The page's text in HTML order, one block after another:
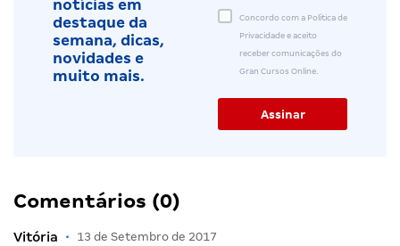
notícias em
destaque da
semana, dicas,
novidades e
muito mais.
Concordo com a Política de
Privacidade e aceito
receber comunicações do
Gran Cursos Online.
Comentários (0)
Vitória • 13 de Setembro de 2017